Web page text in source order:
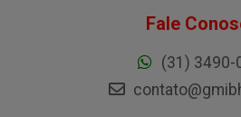
Fale
(31) 3490-